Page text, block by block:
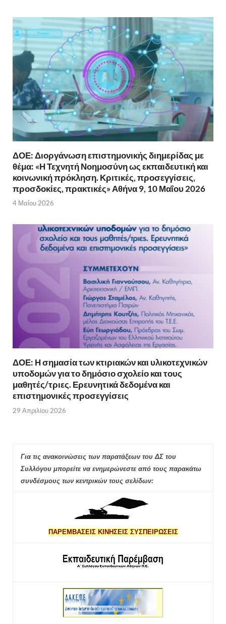
ΔΟΕ: Διοργάνωση επιστημονικής διημερίδας με
θέμα: «Η Τεχνητή Νοημοσύνη ως εκπαιδευτική και
κοινωνική πρόκληση. Κριτικές, προσεγγίσεις,
προσδοκίες, πρακτικές» Αθήνα 9, 10 Μαΐου 2026
4 Μαΐου 2026
ΔΟΕ: Η σημασία των κτιριακών και υλικοτεχνικών
υποδομών για το δημόσιο σχολείο και τους
μαθητές/τριες. Ερευνητικά δεδομένα και
επιστημονικές προσεγγίσεις
29 Απριλίου 2026
Για τις ανακοινώσεις των παρατάξεων του ΔΣ του
Συλλόγου μπορείτε να ενημερώνεστε από τους παρακάτω
συνδέσμους των κεντρικών τους σελίδων:
ΠΑΡΕΜΒΑΣΕΙΣ ΚΙΝΗΣΕΙΣ ΣΥΣΠΕΙΡΩΣΕΙΣ